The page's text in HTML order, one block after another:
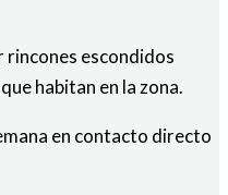
rincones escondidos
habitan en la zona.
en contacto directo